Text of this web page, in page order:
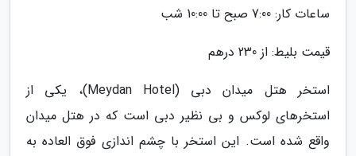
ساعات کار: 7:00 صبح تا 10:00 شب
قیمت بلیط: از 230 درهم
استخر هتل میدان دبی (Meydan Hotel)، یکی از
استخرهای لوکس و بی نظیر دبی است که در هتل میدان
واقع شده است. این استخر با چشم اندازی فوق العاده به